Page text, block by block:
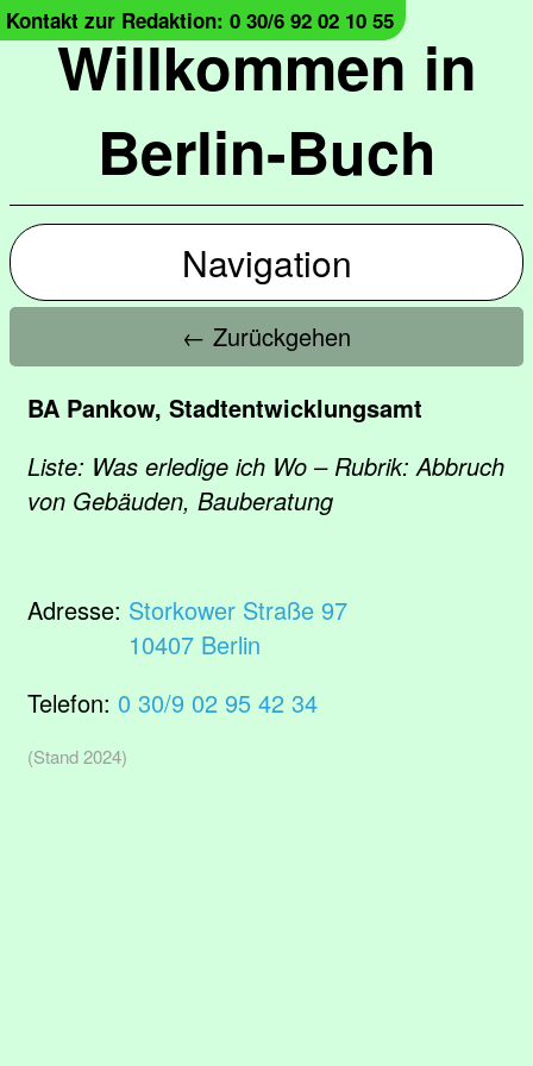
Willkommen in
Berlin-Buch
Kontakt zur Redaktion: 0 30/6 92 02 10 55
Navigation
← Zurückgehen
BA Pankow, Stadtentwicklungsamt
Liste: Was erledige ich Wo – Rubrik: Abbruch
von Gebäuden, Bauberatung
Adresse: Storkower Straße 97
10407 Berlin
Telefon: 0 30/9 02 95 42 34
(Stand 2024)